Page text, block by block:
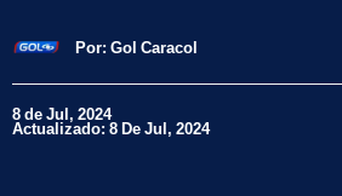
Por: Gol Caracol
8 de Jul, 2024
Actualizado: 8 De Jul, 2024